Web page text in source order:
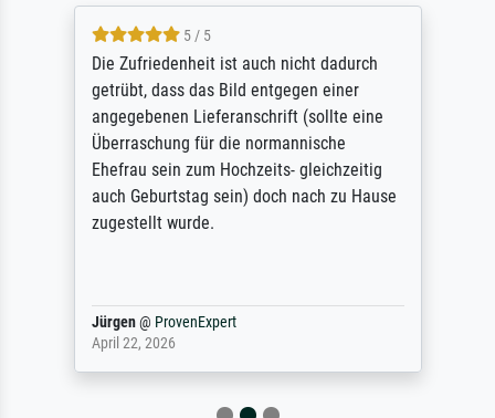
5 / 5
Die Zufriedenheit ist auch nicht dadurch
getrübt, dass das Bild entgegen einer
angegebenen Lieferanschrift (sollte eine
Überraschung für die normannische
Ehefrau sein zum Hochzeits- gleichzeitig
auch Geburtstag sein) doch nach zu Hause
zugestellt wurde.
Jürgen@ ProvenExpert
April 22, 2026